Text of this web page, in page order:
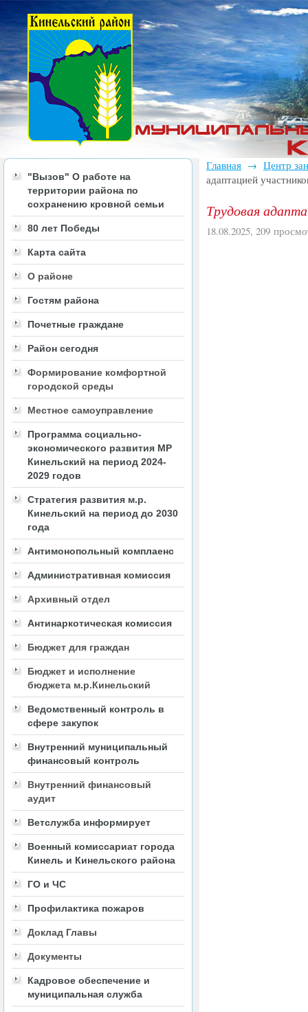
"Вызов" О работе на
территории района по
сохранению кровной семьи
80 лет Победы
Карта сайта
О районе
Гостям района
Почетные граждане
Район сегодня
Формирование комфортной
городской среды
Местное самоуправление
Программа социально-
экономического развития МР
Кинельский на период 2024-
2029 годов
Стратегия развития м.р.
Кинельский на период до 2030
года
Антимонопольный комплаенс
Административная комиссия
Архивный отдел
Антинаркотическая комиссия
Бюджет для граждан
Бюджет и исполнение
бюджета м.р.Кинельский
Ведомственный контроль в
сфере закупок
Внутренний муниципальный
финансовый контроль
Внутренний финансовый
аудит
Ветслужба информирует
Военный комиссариат города
Кинель и Кинельского района
ГО и ЧС
Профилактика пожаров
Доклад Главы
Документы
Кадровое обеспечение и
муниципальная служба
Главная → Центр
адаптацией
Трудовая
18.08.2025, 209